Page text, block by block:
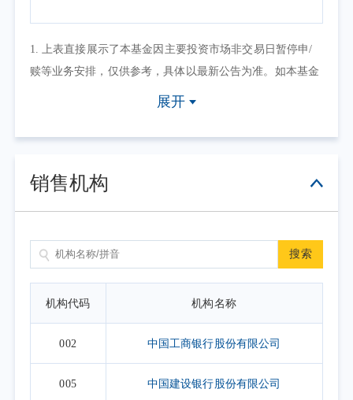
1. 上表直接展示了本基金因主要投资市场非交易日暂停申/
赎等业务安排，仅供参考，具体以最新公告为准。如本基金
因其他原因暂停申/赎等业务或有其他交易状态限制的，可点
2. 上表默认展示一个自然月的开放日安排，如需要查询本基
间区间。
展开
销售机构
搜索
机构代码 机构名称
002 中国工商银行股份有限公司
005 中国建设银行股份有限公司